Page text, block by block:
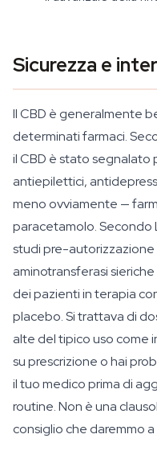
Sicurezza e
Il CBD è generalmente
determinati farmaci.
il CBD è stato segnalato
antiepilettici,
meno ovviamente —
paracetamolo. Secondo
studi pre-autorizzazione
aminotransferasi
dei pazienti in terapia
placebo. Si trattava di
alte del tipico uso come
su prescrizione o hai
il tuo medico prima di
routine. Non è una
consiglio che daremmo a